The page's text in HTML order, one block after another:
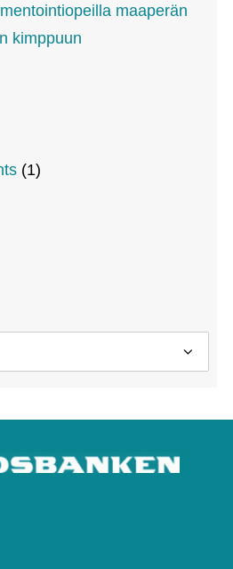
maaperän
kimppuun
(1)